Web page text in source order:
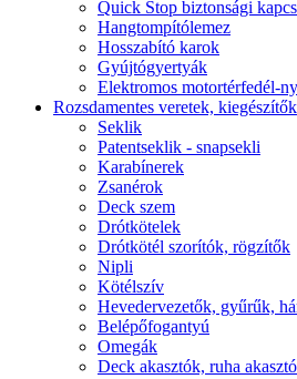
Quick Stop biztonsági
Hangtompítólemez
Hosszabító karok
Gyújtógyertyák
Elektromos motortérfedél-
Rozsdamentes veretek, kiegészítők
Seklik
Patentseklik - snapsekli
Karabínerek
Zsanérok
Deck szem
Drótkötelek
Drótkötél szorítók, rögzítők
Nipli
Kötélszív
Hevedervezetők, gyűrűk,
Belépőfogantyú
Omegák
Deck akasztók, ruha